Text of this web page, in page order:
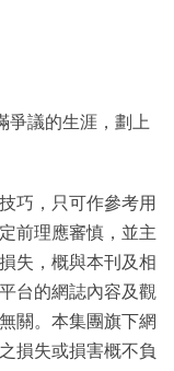
爭議的生涯，劃上
巧，只可作參考用
前理應審慎，並主
失，概與本刊及相
台的網誌內容及觀
關。本集團旗下網
損失或損害概不負